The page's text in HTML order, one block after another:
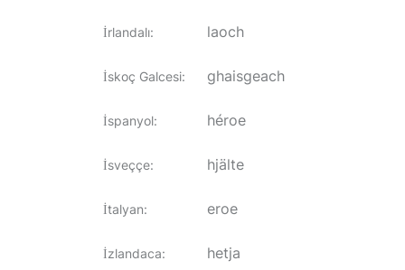
İrlandalı: laoch
İskoç Galcesi: ghaisgeach
İspanyol: héroe
İsveççe: hjälte
İtalyan: eroe
İzlandaca: hetja